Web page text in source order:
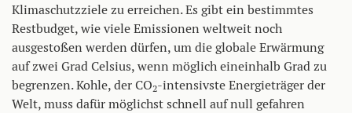
Klimaschutzziele zu erreichen. Es gibt ein bestimmtes
Restbudget, wie viele Emissionen weltweit noch
ausgestoßen werden dürfen, um die globale Erwärmung
auf zwei Grad Celsius, wenn möglich eineinhalb Grad zu
begrenzen. Kohle, der CO2-intensivste Energieträger der
Welt, muss dafür möglichst schnell auf null gefahren